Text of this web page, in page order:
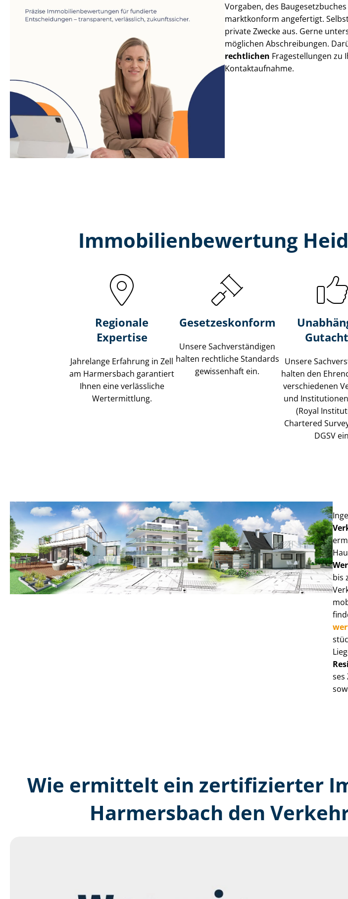
Vorgaben, des
marktkonform angefertigt.
private Zwecke aus. Gerne
möglichen Abschreibungen.
rechtlichen Fragestellungen zu
Kontaktaufnahme.
Immobilien­bewertung
Regionale
Expertise
Jahrelange Erfahrung in Zell
am Harmersbach garantiert
Ihnen eine verlässliche
Wertermittlung.
Gesetzes­konform
Unsere Sach­ver­stän­di­gen
halten rechtliche Standards
gewissenhaft ein.
Unsere
halten den
verschiedenen
und Institutionen
(Royal
Chartered
DGSV
bis
ses
Wie ermittelt ein zertifizierter
Harmersbach den